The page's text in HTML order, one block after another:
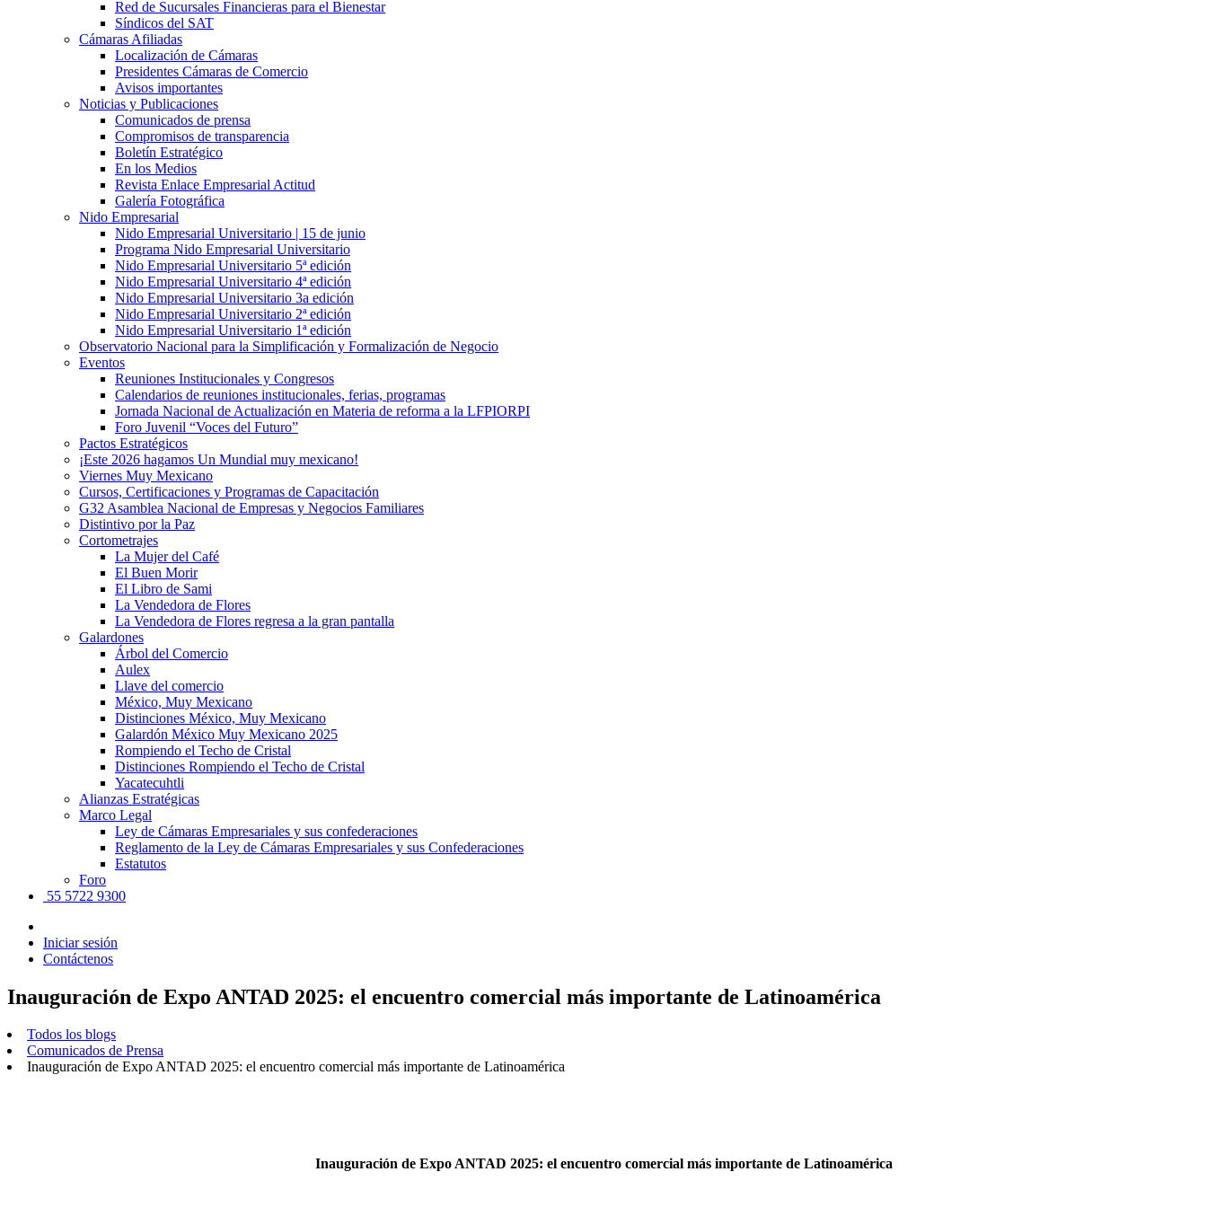
Red de Sucursales Financieras para el Bienestar
Síndicos del SAT
Cámaras Afiliadas
Localización de Cámaras
Presidentes Cámaras de Comercio
Avisos importantes
Noticias y Publicaciones
Comunicados de prensa
Compromisos de transparencia
Boletín Estratégico
En los Medios
Revista Enlace Empresarial Actitud
Galería Fotográfica
Nido Empresarial
Nido Empresarial Universitario | 15 de junio
Programa Nido Empresarial Universitario
Nido Empresarial Universitario 5ª edición
Nido Empresarial Universitario 4ª edición
Nido Empresarial Universitario 3a edición
Nido Empresarial Universitario 2ª edición
Nido Empresarial Universitario 1ª edición
Observatorio Nacional para la Simplificación y Formalización de Negocio
Eventos
Reuniones Institucionales y Congresos
Calendarios de reuniones institucionales, ferias, programas
Jornada Nacional de Actualización en Materia de reforma a la LFPIORPI
Foro Juvenil “Voces del Futuro”
Pactos Estratégicos
¡Este 2026 hagamos Un Mundial muy mexicano!
Viernes Muy Mexicano
Cursos, Certificaciones y Programas de Capacitación
G32 Asamblea Nacional de Empresas y Negocios Familiares
Distintivo por la Paz
Cortometrajes
La Mujer del Café
El Buen Morir
El Libro de Sami
La Vendedora de Flores
La Vendedora de Flores regresa a la gran pantalla
Galardones
Árbol del Comercio
Aulex
Llave del comercio
México, Muy Mexicano
Distinciones México, Muy Mexicano
Galardón México Muy Mexicano 2025
Rompiendo el Techo de Cristal
Distinciones Rompiendo el Techo de Cristal
Yacatecuhtli
Alianzas Estratégicas
Marco Legal
Ley de Cámaras Empresariales y sus confederaciones
Reglamento de la Ley de Cámaras Empresariales y sus Confederaciones
Estatutos
Foro
55 5722 9300
Iniciar sesión
Contáctenos
Inauguración de Expo ANTAD 2025: el encuentro comercial más importante de Latinoamérica
Todos los blogs
Comunicados de Prensa
Inauguración de Expo ANTAD 2025: el encuentro comercial más importante de Latinoamérica
Inauguración de Expo ANTAD 2025: el encuentro comercial más importante de Latinoamérica